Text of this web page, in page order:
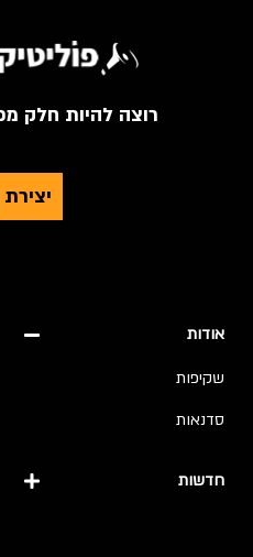
רוצה להיות חלק
אודות
שקיפות
סדנאות
חדשות